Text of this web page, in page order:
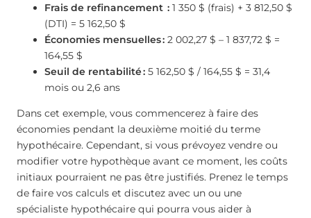
Frais de refinancement : 1 350 $ (frais) + 3 812,50 $
(DTI) = 5 162,50 $
Économies mensuelles : 2 002,27 $ – 1 837,72 $ =
164,55 $
Seuil de rentabilité : 5 162,50 $ / 164,55 $ = 31,4
mois ou 2,6 ans
Dans cet exemple, vous commencerez à faire des
économies pendant la deuxième moitié du terme
hypothécaire. Cependant, si vous prévoyez vendre ou
modifier votre hypothèque avant ce moment, les coûts
initiaux pourraient ne pas être justifiés. Prenez le temps
de faire vos calculs et discutez avec un ou une
spécialiste hypothécaire qui pourra vous aider à